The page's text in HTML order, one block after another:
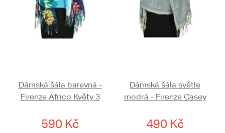
Dámská šála barevná -
Firenze Africo Květy 3
590 Kč
Dámská šála světle
modrá - Firenze Casey
490 Kč